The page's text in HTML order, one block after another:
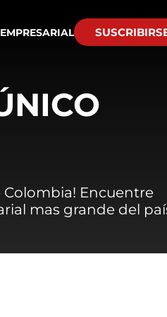
Colombia! Encuentre
mas grande del